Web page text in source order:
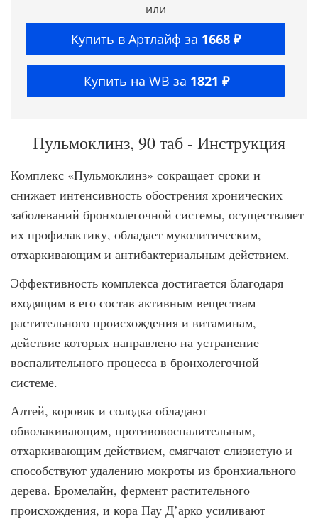
или
Купить в Артлайф за 1668 ₽
Купить на WB за 1821 ₽
Пульмоклинз, 90 таб - Инструкция
Комплекс «Пульмоклинз» сокращает сроки и
снижает интенсивность обострения хронических
заболеваний бронхолегочной системы, осуществляет
их профилактику, обладает муколитическим,
отхаркивающим и антибактериальным действием.
Эффективность комплекса достигается благодаря
входящим в его состав активным веществам
растительного происхождения и витаминам,
действие которых направлено на устранение
воспалительного процесса в бронхолегочной
системе.
Алтей, коровяк и солодка обладают
обволакивающим, противовоспалительным,
отхаркивающим действием, смягчают слизистую и
способствуют удалению мокроты из бронхиального
дерева. Бромелайн, фермент растительного
происхождения, и кора Пау Д’арко усиливают